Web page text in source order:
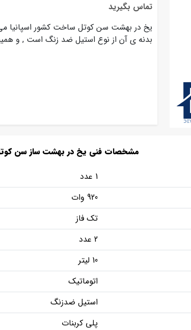
تماس بگیرید
یخ در بهشت سن کوتل ساخت کشور اسپانیا
بدنه ی آن از نوع استیل ضد زنگ است , و
مشخصات فنی یخ در بهشت ساز سن
1 عدد
920 وات
تک فاز
2 عدد
10 لیتر
اتوماتیک
استیل ضدزنگ
پلی کربنات